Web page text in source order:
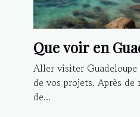
Que voir en
Aller visiter
de vos projets. Après de
de...